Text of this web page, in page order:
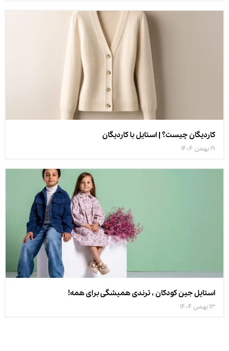
کاردیگان چیست؟ | استایل با کاردیگان
19 بهمن 1404
استایل جین کودکان ، ترندی همیشگی برای همه!
13 بهمن 1404